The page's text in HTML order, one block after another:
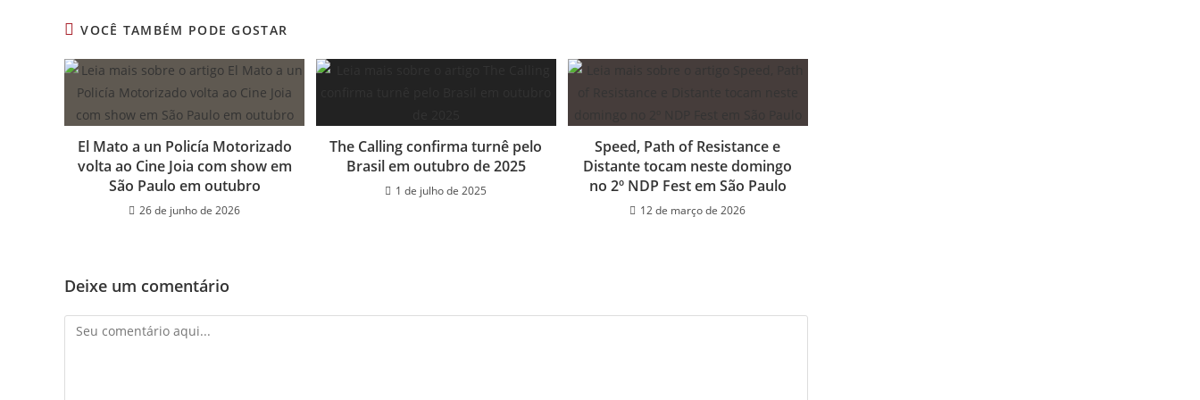
VOCÊ TAMBÉM PODE GOSTAR
El Mato a un Policía Motorizado
volta ao Cine Joia com show em
São Paulo em outubro
26 de junho de 2026
The Calling confirma turnê pelo
Brasil em outubro de 2025
1 de julho de 2025
Speed, Path of Resistance e
Distante tocam neste domingo
no 2º NDP Fest em São Paulo
12 de março de 2026
Deixe um comentário
Comentário